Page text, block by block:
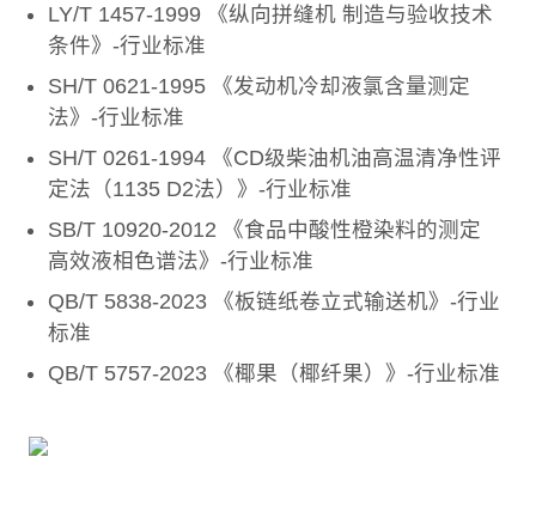
LY/T 1457-1999 《纵向拼缝机 制造与验收技术
条件》-行业标准
SH/T 0621-1995 《发动机冷却液氯含量测定
法》-行业标准
SH/T 0261-1994 《CD级柴油机油高温清净性评
定法（1135 D2法）》-行业标准
SB/T 10920-2012 《食品中酸性橙染料的测定
高效液相色谱法》-行业标准
QB/T 5838-2023 《板链纸卷立式输送机》-行业
标准
QB/T 5757-2023 《椰果（椰纤果）》-行业标准